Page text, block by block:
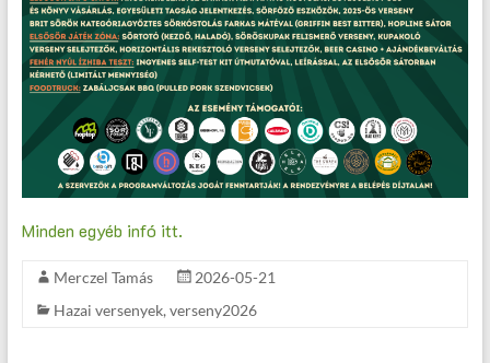
Minden egyéb infó itt.
Merczel Tamás
2026-05-21
Hazai versenyek, verseny2026